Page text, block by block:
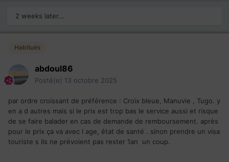
2 weeks later...
Habitués
abdoul86
Posté(e) 13 octobre 2025
par ordre croissant de préférence : Croix bleue, Manuvie , Tugo. y
en a d autres mais si le prix est trop bas le service aussi et risque
de se faire balader en cas de demande de remboursement. après
pour le prix ça va avec l age, état de santé . sinon prendre un visa
touriste s ils ne prévoient pas rester 1an un coup.